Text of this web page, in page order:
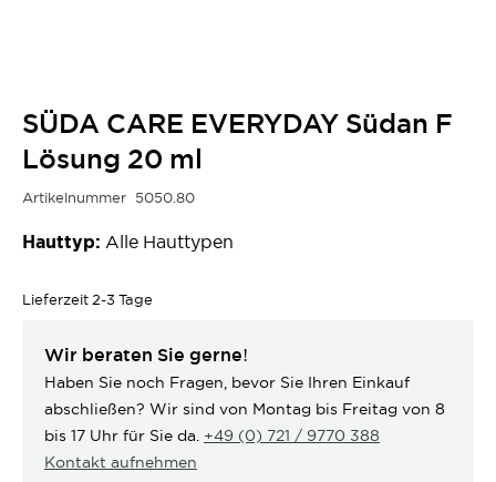
SÜDA CARE EVERYDAY Südan F
Lösung 20 ml
Artikelnummer 5050.80
Hauttyp: Alle Hauttypen
Lieferzeit 2-3 Tage
Wir beraten Sie gerne!
Haben Sie noch Fragen, bevor Sie Ihren Einkauf
abschließen? Wir sind von Montag bis Freitag von 8
bis 17 Uhr für Sie da. +49 (0) 721 / 9770 388
Kontakt aufnehmen